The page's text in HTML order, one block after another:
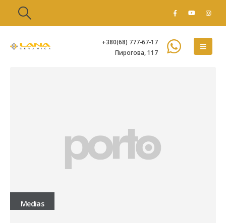
+380(68) 777-67-17
Пирогова, 117
Medias